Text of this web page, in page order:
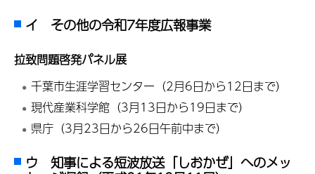
イ その他の令和7年度広報事業
拉致問題啓発パネル展
千葉市生涯学習センター（2月6日から12日まで）
現代産業科学館（3月13日から19日まで）
県庁（3月23日から26日午前中まで）
ウ 知事による短波放送「しおかぜ」へのメッ